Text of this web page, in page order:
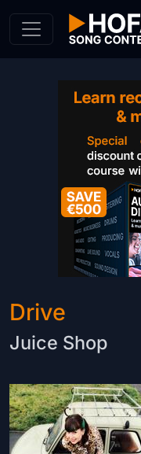
Drive
Juice Shop